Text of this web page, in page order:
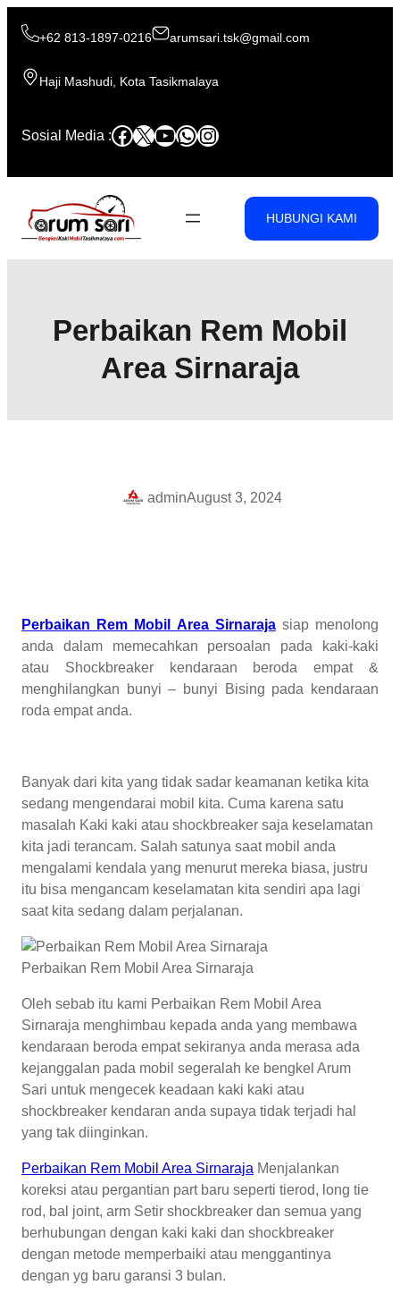
+62 813-1897-0216 arumsari.tsk@gmail.com
Haji Mashudi, Kota Tasikmalaya
Sosial Media :Facebook
X YouTube
WhatsApp
Instagram
HUBUNGI KAMI
Perbaikan Rem Mobil
Area Sirnaraja
adminAugust 3, 2024
Perbaikan Rem Mobil Area Sirnarajasiap menolong
anda dalam memecahkan persoalan pada kaki-kaki
atau Shockbreaker kendaraan beroda empat &
menghilangkan bunyi – bunyi Bising pada kendaraan
roda empat anda.
Banyak dari kita yang tidak sadar keamanan ketika kita
sedang mengendarai mobil kita. Cuma karena satu
masalah Kaki kaki atau shockbreaker saja keselamatan
kita jadi terancam. Salah satunya saat mobil anda
mengalami kendala yang menurut mereka biasa, justru
itu bisa mengancam keselamatan kita sendiri apa lagi
saat kita sedang dalam perjalanan.
Perbaikan Rem Mobil Area Sirnaraja
Oleh sebab itu kami Perbaikan Rem Mobil Area
Sirnaraja menghimbau kepada anda yang membawa
kendaraan beroda empat sekiranya anda merasa ada
kejanggalan pada mobil segeralah ke bengkel Arum
Sari untuk mengecek keadaan kaki kaki atau
shockbreaker kendaran anda supaya tidak terjadi hal
yang tak diinginkan.
Perbaikan Rem Mobil Area Sirnaraja Menjalankan
koreksi atau pergantian part baru seperti tierod, long tie
rod, bal joint, arm Setir shockbreaker dan semua yang
berhubungan dengan kaki kaki dan shockbreaker
dengan metode memperbaiki atau menggantinya
dengan yg baru garansi 3 bulan.